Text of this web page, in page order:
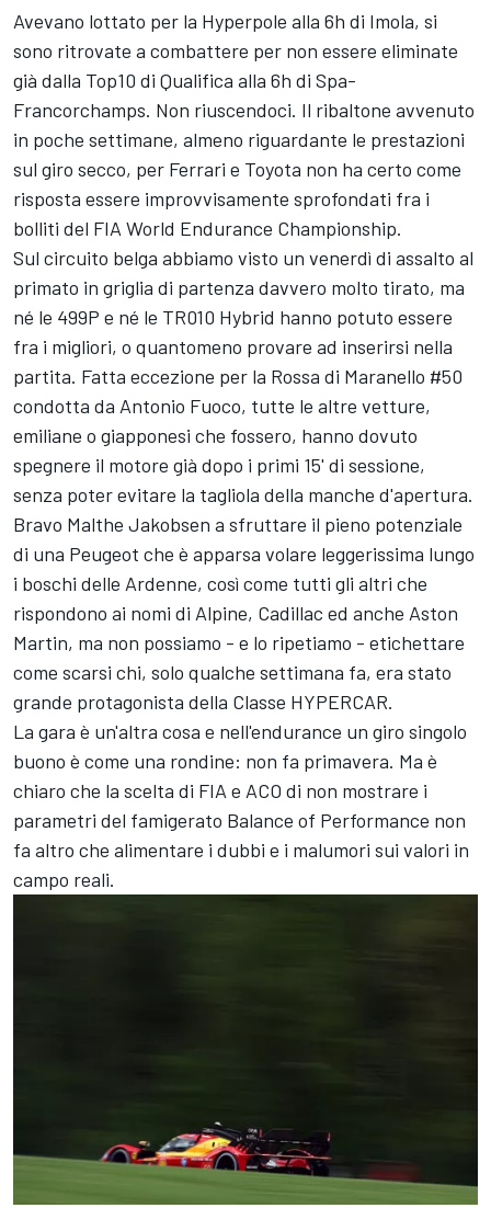
Avevano lottato per la Hyperpole alla 6h di Imola, si
sono ritrovate a combattere per non essere eliminate
già dalla Top10 di Qualifica alla 6h di Spa-
Francorchamps. Non riuscendoci. Il ribaltone avvenuto
in poche settimane, almeno riguardante le prestazioni
sul giro secco, per Ferrari e Toyota non ha certo come
risposta essere improvvisamente sprofondati fra i
bolliti del FIA World Endurance Championship.
Sul circuito belga abbiamo visto un venerdì di assalto al
primato in griglia di partenza davvero molto tirato, ma
né le 499P e né le TR010 Hybrid hanno potuto essere
fra i migliori, o quantomeno provare ad inserirsi nella
partita. Fatta eccezione per la Rossa di Maranello #50
condotta da Antonio Fuoco, tutte le altre vetture,
emiliane o giapponesi che fossero, hanno dovuto
spegnere il motore già dopo i primi 15' di sessione,
senza poter evitare la tagliola della manche d'apertura.
Bravo Malthe Jakobsen a sfruttare il pieno potenziale
di una Peugeot che è apparsa volare leggerissima lungo
i boschi delle Ardenne, così come tutti gli altri che
rispondono ai nomi di Alpine, Cadillac ed anche Aston
Martin, ma non possiamo - e lo ripetiamo - etichettare
come scarsi chi, solo qualche settimana fa, era stato
grande protagonista della Classe HYPERCAR.
La gara è un'altra cosa e nell'endurance un giro singolo
buono è come una rondine: non fa primavera. Ma è
chiaro che la scelta di FIA e ACO di non mostrare i
parametri del famigerato Balance of Performance non
fa altro che alimentare i dubbi e i malumori sui valori in
campo reali.